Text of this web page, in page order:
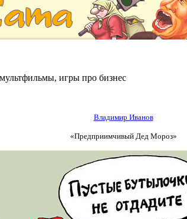
игры про бизнес
Владимир Иванов
«Предприимчивый Дед Мороз»